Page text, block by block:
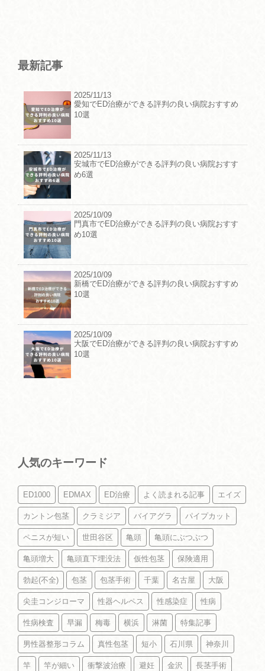
最新記事
2025/11/13
愛知でED治療ができる評判の良い病院おすすめ
10選
2025/11/13
安城市でED治療ができる評判の良い病院おすす
め6選
2025/10/09
門真市でED治療ができる評判の良い病院おすす
め10選
2025/10/09
新橋でED治療ができる評判の良い病院おすすめ
10選
2025/10/09
大阪でED治療ができる評判の良い病院おすすめ
10選
人気のキーワード
ED1000 EDMAX ED治療 よく読まれる記事 エイズ
カントン包茎 クラミジア バイアグラ パイプカット
ペニスが短い 世田谷区 亀頭 亀頭にぶつぶつ
亀頭増大 亀頭直下埋没法 仮性包茎 保険適用
勃起(不全) 包茎 包茎手術 千葉 名古屋 大阪
尖圭コンジローマ 性器ヘルペス 性感染症 性病
性病検査 早漏 梅毒 横浜 淋菌 特集記事
男性器整形コラム 真性包茎 短小 石川県 神奈川
竿 竿が細い 衝撃波治療 避妊 金沢 長茎手術